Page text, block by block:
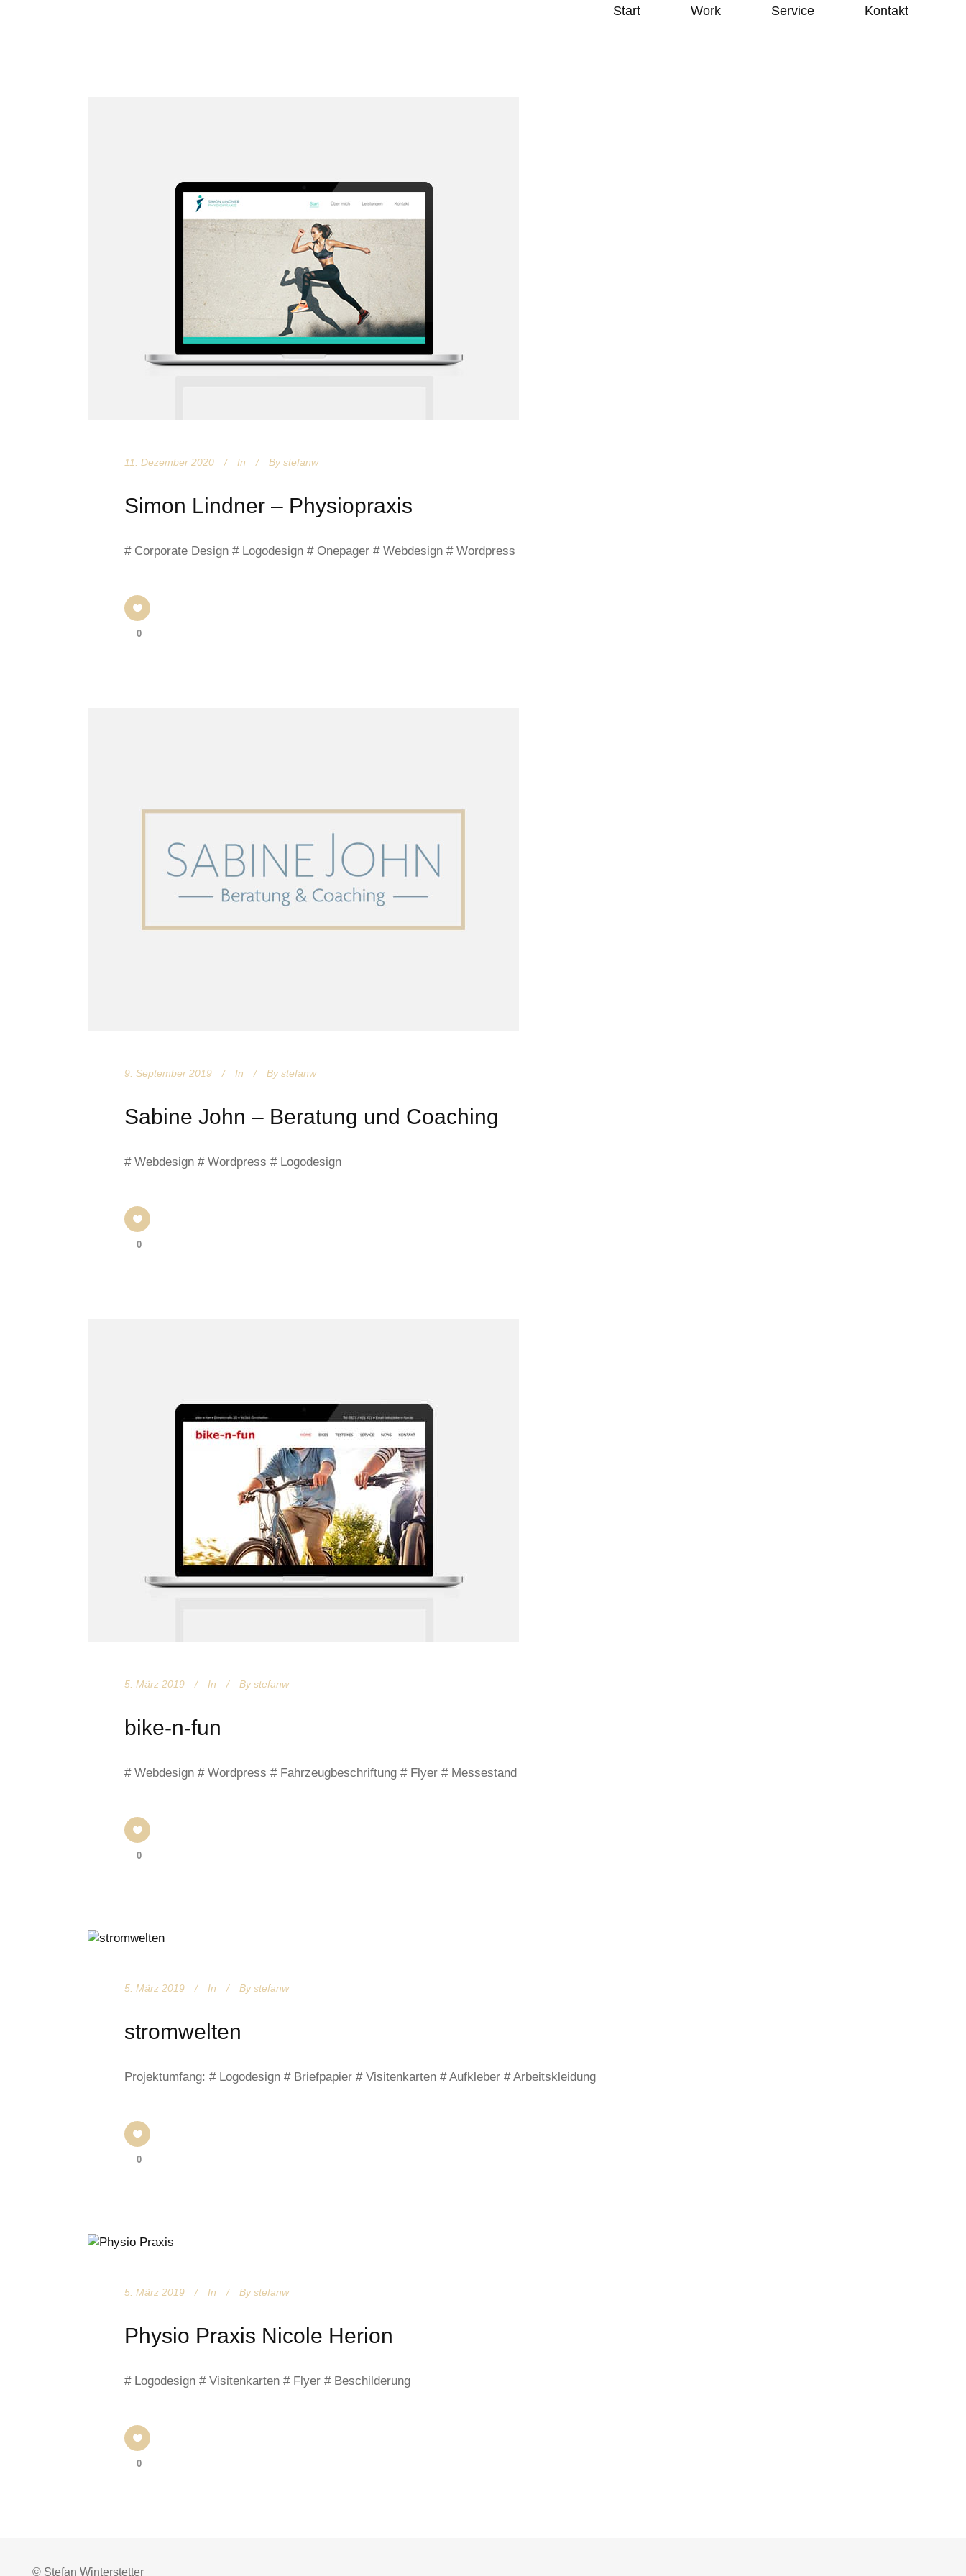
Start Work Service Kontakt
11. Dezember 2020 In By stefanw
Simon Lindner – Physiopraxis
# Corporate Design # Logodesign # Onepager # Webdesign # Wordpress
0
9. September 2019 In By stefanw
Sabine John – Beratung und Coaching
# Webdesign # Wordpress # Logodesign
0
5. März 2019 In By stefanw
bike-n-fun
# Webdesign # Wordpress # Fahrzeugbeschriftung # Flyer # Messestand
0
5. März 2019 In By stefanw
stromwelten
Projektumfang: # Logodesign # Briefpapier # Visitenkarten # Aufkleber # Arbeitskleidung
0
5. März 2019 In By stefanw
Physio Praxis Nicole Herion
# Logodesign # Visitenkarten # Flyer # Beschilderung
0
© Stefan Winterstetter